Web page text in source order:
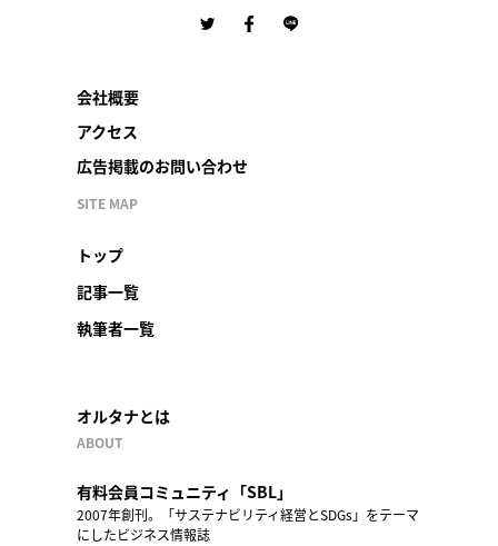
会社概要
アクセス
広告掲載のお問い合わせ
SITE MAP
トップ
記事一覧
執筆者一覧
オルタナとは
ABOUT
有料会員コミュニティ「SBL」
2007年創刊。「サステナビリティ経営とSDGs」をテーマ
にしたビジネス情報誌